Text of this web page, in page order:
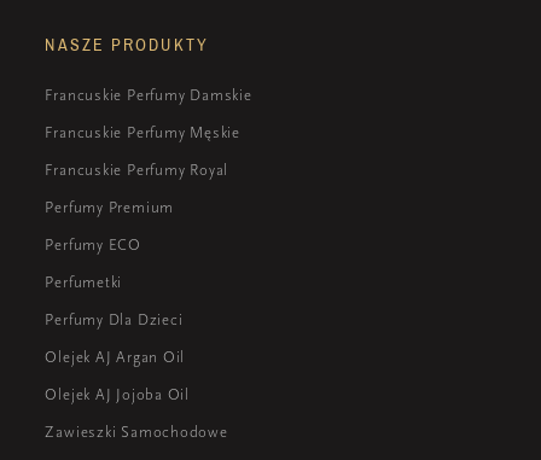
NASZE PRODUKTY
Francuskie Perfumy Damskie
Francuskie Perfumy Męskie
Francuskie Perfumy Royal
Perfumy Premium
Perfumy ECO
Perfumetki
Perfumy Dla Dzieci
Olejek AJ Argan Oil
Olejek AJ Jojoba Oil
Zawieszki Samochodowe